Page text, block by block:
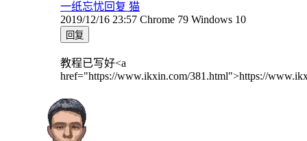
一纸忘忧回复 猫
2019/12/16 23:57 Chrome 79 Windows 10
回复
教程已写好<a
href="https://www.ikxin.com/381.html">https://